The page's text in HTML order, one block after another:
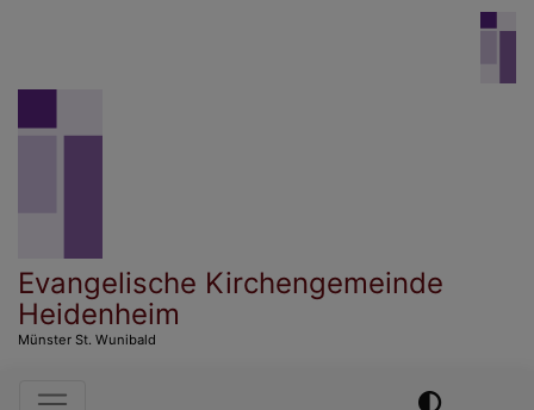
Evangelische Kirchengemeinde
Heidenheim
Münster St. Wunibald